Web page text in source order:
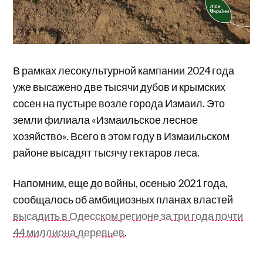
В рамках лесокультурной кампании 2024 года
уже высажено две тысячи дубов и крымских
сосен на пустыре возле города Измаил. Это
земли филиала «Измаильское лесное
хозяйство». Всего в этом году в Измаильском
районе высадят тысячу гектаров леса.
Напомним, еще до войны, осенью 2021 года,
сообщалось об амбициозных планах властей
высадить в Одесском регионе за три года почти
44 миллиона деревьев.